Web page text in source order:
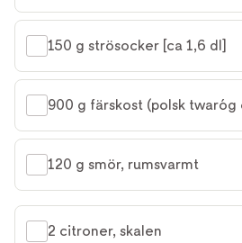
ska användas. Varje år hålls en
då man bland annat bakar en
så att det ska räcka till alla. Vårt
och räcker till 12 personer.” /
Lundqvist
150 g strösocker [ca 1,6 dl]
900 g färskost (polsk
120 g smör, rumsvarmt
2 citroner, skalen